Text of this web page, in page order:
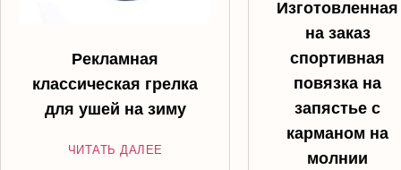
Рекламная
классическая грелка
для ушей на зиму
ЧИТАТЬ ДАЛЕЕ
Изготовленная
на заказ
спортивная
повязка на
запястье с
карманом на
молнии